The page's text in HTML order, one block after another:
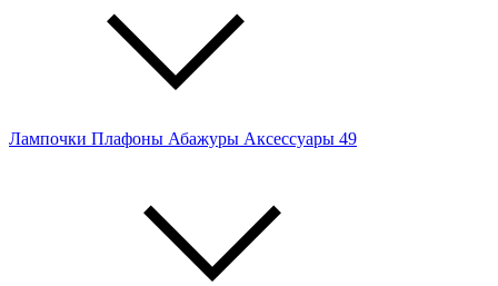
Лампочки Плафоны Абажуры Аксессуары 49